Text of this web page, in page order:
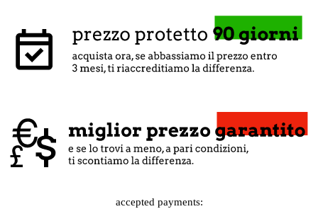
accepted payments: